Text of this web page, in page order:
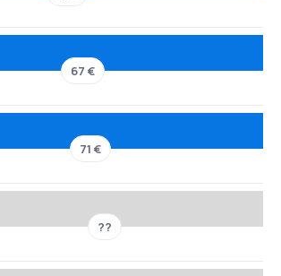
67 €
71 €
??